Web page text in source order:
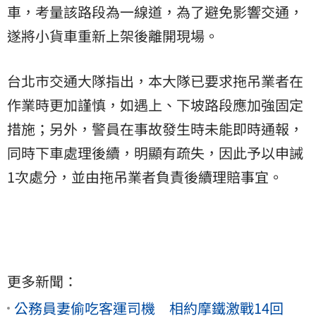
車，考量該路段為一線道，為了避免影響交通，
遂將小貨車重新上架後離開現場。
台北市交通大隊指出，本大隊已要求拖吊業者在
作業時更加謹慎，如遇上、下坡路段應加強固定
措施；另外，警員在事故發生時未能即時通報，
同時下車處理後續，明顯有疏失，因此予以申誡
1次處分，並由拖吊業者負責後續理賠事宜。
更多新聞：
公務員妻偷吃客運司機 相約摩鐵激戰14回